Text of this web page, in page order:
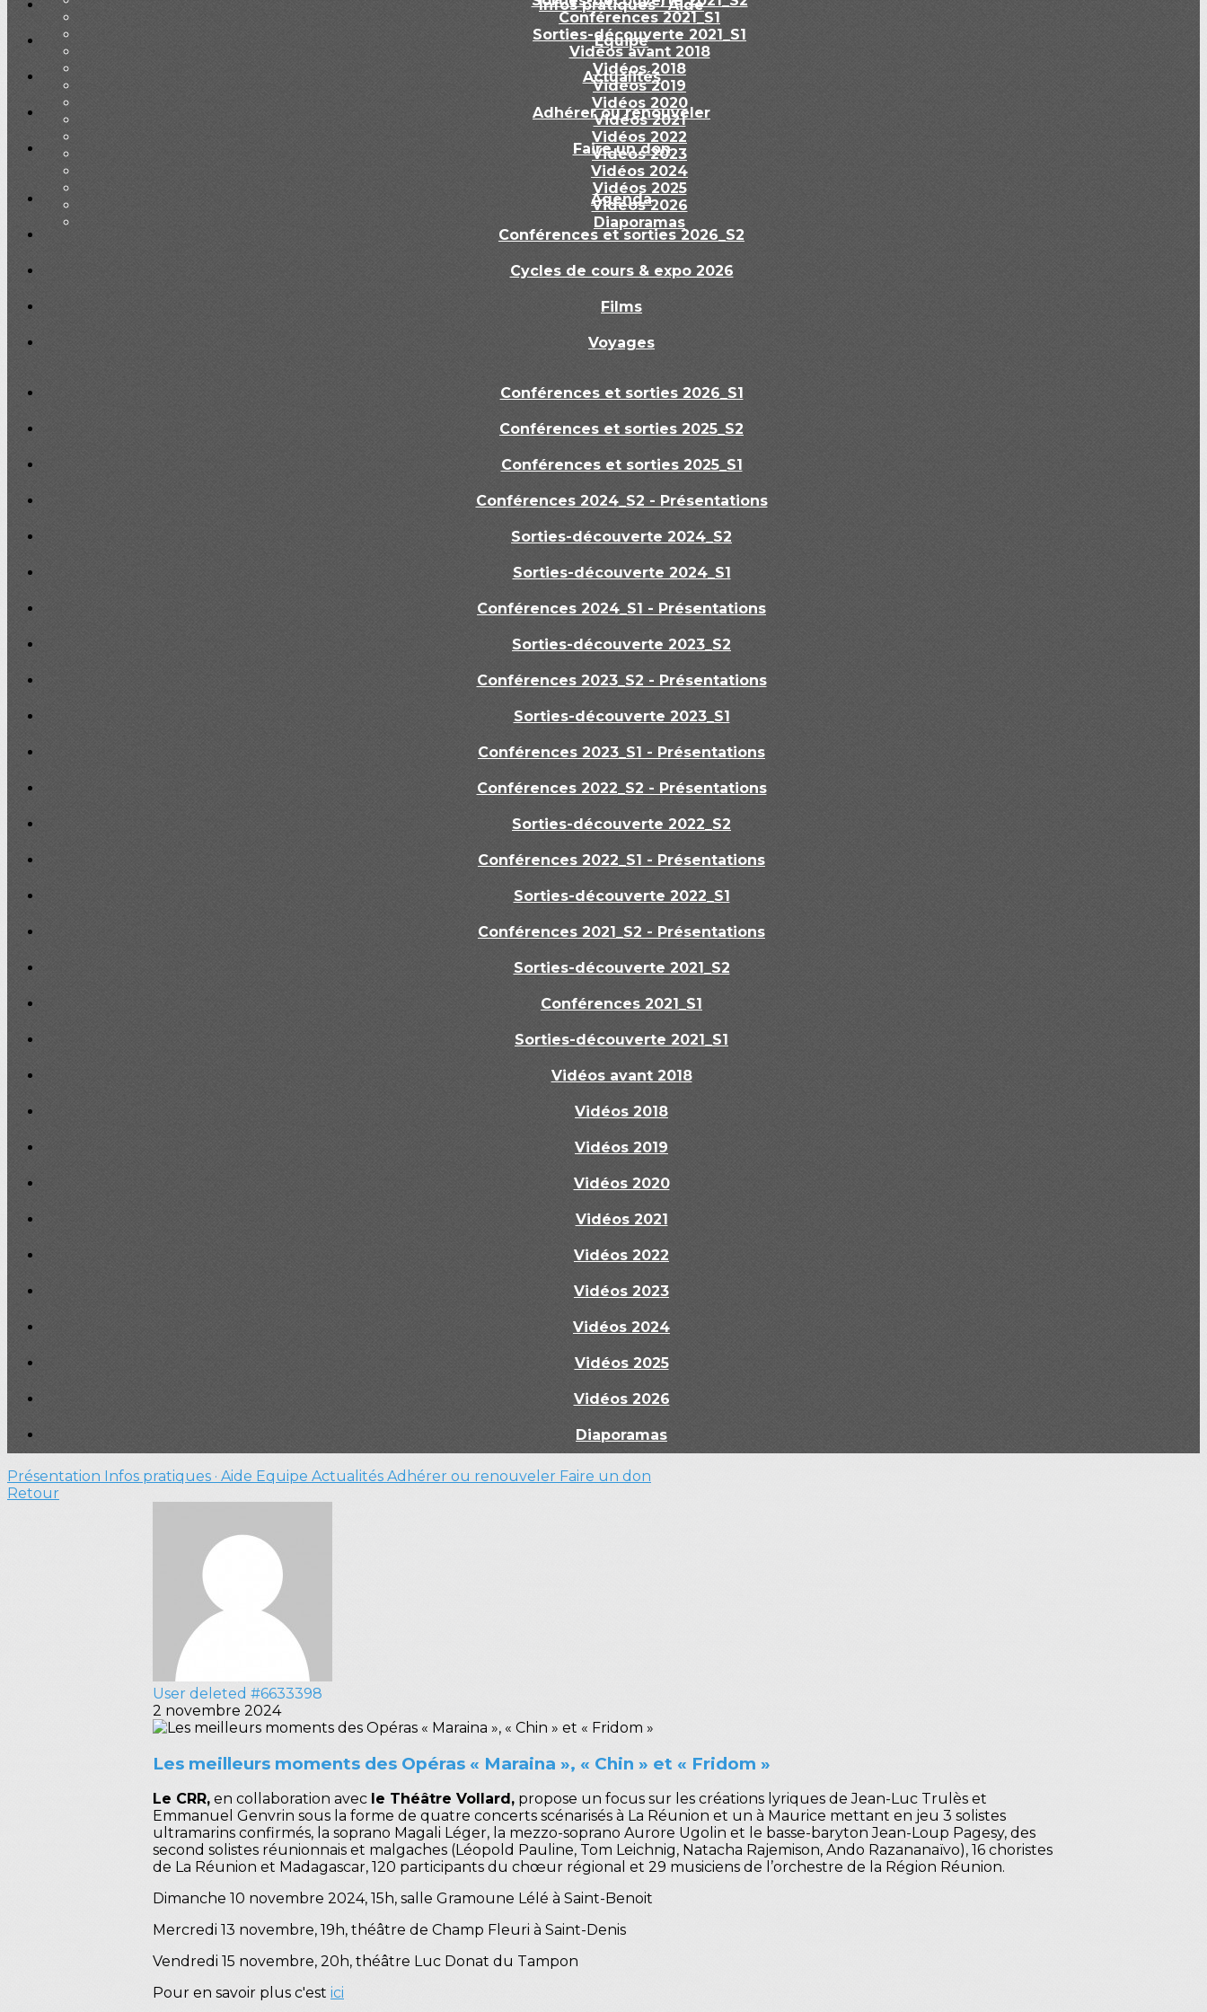
Conférences 2021_S1
Sorties-découverte 2021_S1
Vidéos avant 2018
Vidéos 2018
Vidéos 2019
Vidéos 2020
Vidéos 2021
Vidéos 2022
Vidéos 2023
Vidéos 2024
Vidéos 2025
Vidéos 2026
Diaporamas
Infos pratiques · Aide
Equipe
Actualités
Adhérer ou renouveler
Faire un don
Agenda
Conférences et sorties 2026_S2
Cycles de cours & expo 2026
Films
Voyages
Conférences et sorties 2026_S1
Conférences et sorties 2025_S2
Conférences et sorties 2025_S1
Conférences 2024_S2 - Présentations
Sorties-découverte 2024_S2
Sorties-découverte 2024_S1
Conférences 2024_S1 - Présentations
Sorties-découverte 2023_S2
Conférences 2023_S2 - Présentations
Sorties-découverte 2023_S1
Conférences 2023_S1 - Présentations
Conférences 2022_S2 - Présentations
Sorties-découverte 2022_S2
Conférences 2022_S1 - Présentations
Sorties-découverte 2022_S1
Conférences 2021_S2 - Présentations
Sorties-découverte 2021_S2
Conférences 2021_S1
Sorties-découverte 2021_S1
Vidéos avant 2018
Vidéos 2018
Vidéos 2019
Vidéos 2020
Vidéos 2021
Vidéos 2022
Vidéos 2023
Vidéos 2024
Vidéos 2025
Vidéos 2026
Diaporamas
Présentation Infos pratiques · Aide Equipe Actualités Adhérer ou renouveler Faire un don
Retour
User deleted #6633398
2 novembre 2024
Les meilleurs moments des Opéras « Maraina », « Chin » et « Fridom »
Le CRR, en collaboration avec le Théâtre Vollard, propose un focus sur les créations lyriques de Jean-Luc Trulès et
Emmanuel Genvrin sous la forme de quatre concerts scénarisés à La Réunion et un à Maurice mettant en jeu 3 solistes
ultramarins confirmés, la soprano Magali Léger, la mezzo-soprano Aurore Ugolin et le basse-baryton Jean-Loup Pagesy, des
second solistes réunionnais et malgaches (Léopold Pauline, Tom Leichnig, Natacha Rajemison, Ando Razananaïvo), 16 choristes
de La Réunion et Madagascar, 120 participants du chœur régional et 29 musiciens de l’orchestre de la Région Réunion.
Dimanche 10 novembre 2024, 15h, salle Gramoune Lélé à Saint-Benoit
Mercredi 13 novembre, 19h, théâtre de Champ Fleuri à Saint-Denis
Vendredi 15 novembre, 20h, théâtre Luc Donat du Tampon
Pour en savoir plus c'est ici